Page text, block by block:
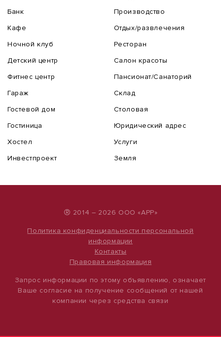
Банк
Кафе
Ночной клуб
Детский центр
Фитнес центр
Гараж
Гостевой дом
Гостиница
Хостел
Инвестпроект
Производство
Отдых/развлечения
Ресторан
Салон красоты
Пансионат/Санаторий
Склад
Столовая
Юридический адрес
Услуги
Земля
® 2014 – 2026 ООО «АРР»
Политика конфиденциальности персональной
информации
Контакты
Правовая информация
Запрос информации по этому объявлению, означает
Ваше согласие на получение сообщений от нашей
компании через средства связи